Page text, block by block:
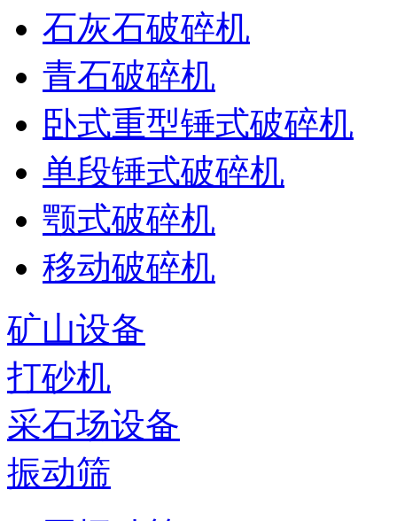
石灰石破碎机
青石破碎机
卧式重型锤式破碎机
单段锤式破碎机
颚式破碎机
移动破碎机
矿山设备
打砂机
采石场设备
振动筛